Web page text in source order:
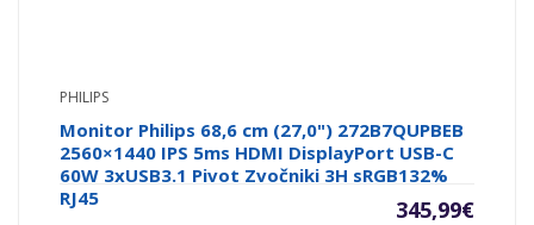
PHILIPS
Monitor Philips 68,6 cm (27,0") 272B7QUPBEB
2560×1440 IPS 5ms HDMI DisplayPort USB-C
60W 3xUSB3.1 Pivot Zvočniki 3H sRGB132%
RJ45
345,99€